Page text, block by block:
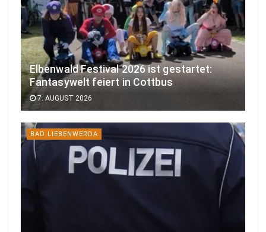
Elbenwald Festival 2026 ist gestartet:
Fantasywelt feiert in Cottbus
7. AUGUST 2026
BAD LIEBENWERDA